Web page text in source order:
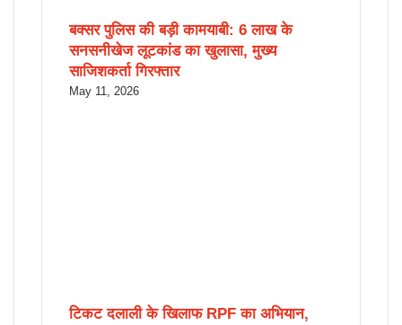
बक्सर पुलिस की बड़ी कामयाबी: 6 लाख के
सनसनीखेज लूटकांड का खुलासा, मुख्य
साजिशकर्ता गिरफ्तार
May 11, 2026
टिकट दलाली के खिलाफ RPF का अभियान,